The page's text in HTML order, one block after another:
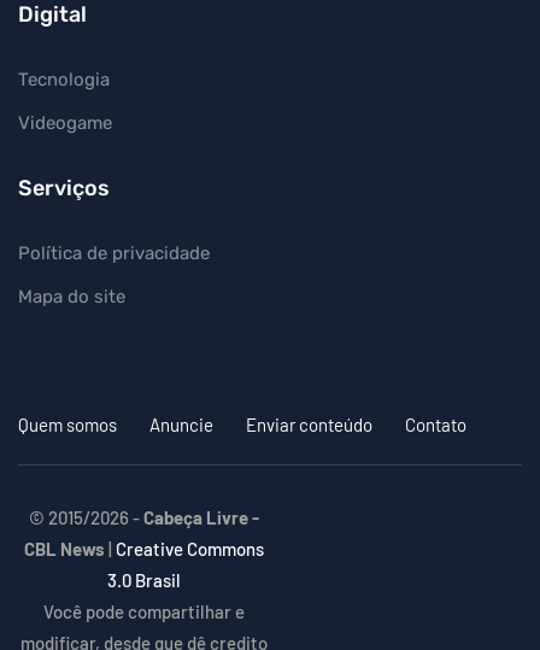
Digital
Tecnologia
Videogame
Serviços
Política de privacidade
Mapa do site
Quem somos Anuncie Enviar conteúdo Contato
© 2015/2026 -Cabeça Livre -
CBL News | Creative Commons
3.0 Brasil
Você pode compartilhar e
modificar, desde que dê credito